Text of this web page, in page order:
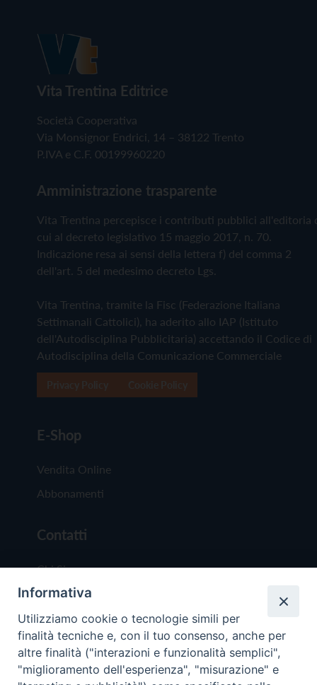
Vita Trentina Editrice
Società Cooperativa
Via Monsignor Endrici, 14 – 38122 Trento
P.IVA e C.F. 00199960220
Amministrazione trasparente
Vita Trentina percepisce i contributi pubblici all'editoria
cui al decreto legislativo 15 maggio 2017, n. 70.
Indicazione resa ai sensi della lettera f) del comma 2
dell'art. 5 del medesimo decreto Lgs.
Vita Trentina, tramite la Fisc (Federazione Italiana
Settimanali Cattolici), ha aderito allo IAP (Istituto
dell'Autodisciplina Pubblicitaria) accettando il Codice di
Autodisciplina della Comunicazione Commerciale
E-Shop
Vendita Online
Abbonamenti
Contatti
Chi Siamo
Redazione
Scrivici
Informativa
Utilizziamo cookie o tecnologie simili per
finalità tecniche e, con il tuo consenso, anche per
altre finalità ("interazioni e funzionalità semplici",
"miglioramento dell'esperienza", "misurazione" e